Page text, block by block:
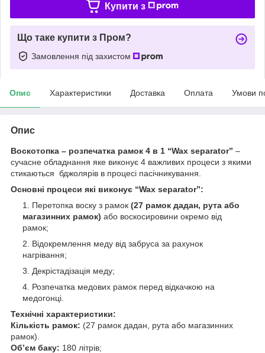
Купити з
Що таке купити з Пром?
Замовлення під захистом
Опис Характеристики Доставка Оплата Умови
Опис
Воскотопка – розпечатка рамок 4 в 1 “Wax separator” –
сучасне обладнання яке виконує 4 важливих процеси з якими
стикаються бджолярів в процесі пасічникування.
Основні процеси які виконує “Wax separator”:
Перетопка воску з рамок (27 рамок дадан, рута або
магазинних рамок) або воскосировини окремо від
рамок;
Відокремлення меду від забруса за рахунок
нагрівання;
Декрістадізація меду;
Розпечатка медових рамок перед відкачкою на
медогонці.
Технічні характеристики:
Кількість рамок: (27 рамок дадан, рута або магазинних
рамок).
Об’єм баку: 180 літрів;